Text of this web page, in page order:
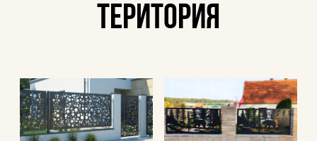
ТЕРИТОРИЯ